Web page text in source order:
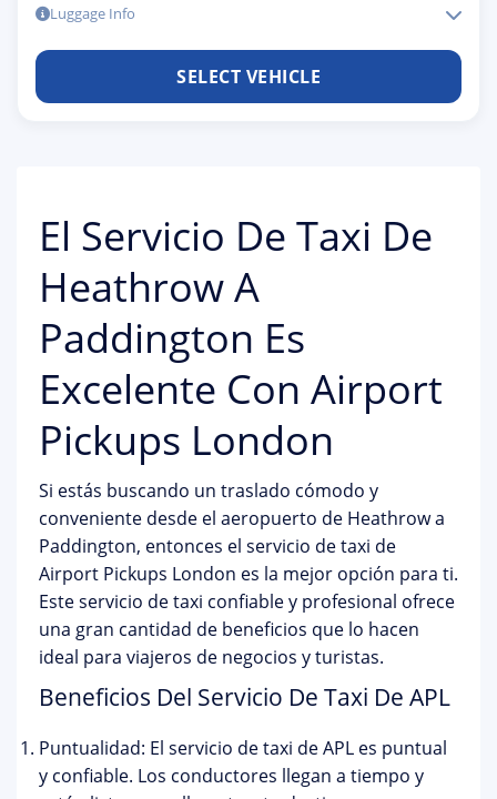
Luggage Info
SELECT VEHICLE
El Servicio De Taxi De
Heathrow A
Paddington Es
Excelente Con Airport
Pickups London
Si estás buscando un traslado cómodo y
conveniente desde el aeropuerto de Heathrow a
Paddington, entonces el servicio de taxi de
Airport Pickups London es la mejor opción para ti.
Este servicio de taxi confiable y profesional ofrece
una gran cantidad de beneficios que lo hacen
ideal para viajeros de negocios y turistas.
Beneficios Del Servicio De Taxi De APL
Puntualidad: El servicio de taxi de APL es puntual
y confiable. Los conductores llegan a tiempo y